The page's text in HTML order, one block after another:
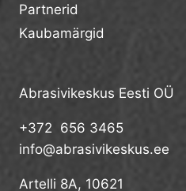
Partnerid
Kaubamärgid
Abrasivikeskus Eesti OÜ
+372 656 3465
info@abrasivikeskus.ee
Artelli 8A, 10621